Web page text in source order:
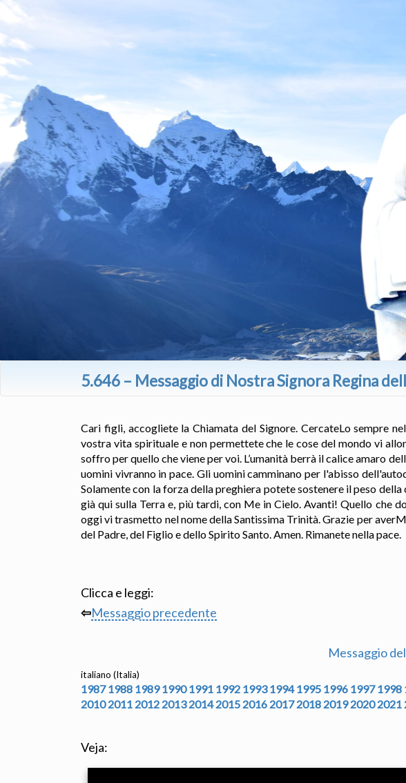
5.646 – Messaggio di Nostra Signora Regina
Cari figli, accogliete la Chiamata del Signore. CercateLo sempre
vostra vita spirituale e non permettete che le cose del mondo vi
soffro per quello che viene per voi. L’umanità berrà il calice amaro
uomini vivranno in pace. Gli uomini camminano per l'abisso
Solamente con la forza della preghiera potete sostenere il peso
già qui sulla Terra e, più tardi, con Me in Cielo. Avanti! Quello che
oggi vi trasmetto nel nome della Santissima Trinità. Grazie per
del Padre, del Figlio e dello Spirito Santo. Amen. Rimanete nella pace.
Clicca e leggi:
⇦Messaggio precedente
Messaggio
italiano (Italia)
1987 1988 1989 1990 1991 1992 1993 1994 1995 1996 1997 1998
2010 2011 2012 2013 2014 2015 2016 2017 2018 2019 2020 2021
Veja: